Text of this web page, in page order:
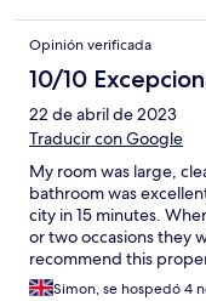
Opinión verificada
10/10
22 de abril de 2023
Traducir con Google
My room was large,
bathroom was
city in 15 minutes.
or two occasions they
recommend this
certainly stay there
Simon, se hospedó 4